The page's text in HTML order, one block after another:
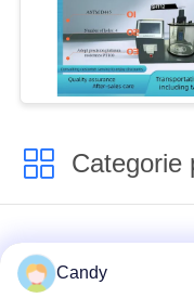
Categorie
strumenti difficili del
petrolio
Candy